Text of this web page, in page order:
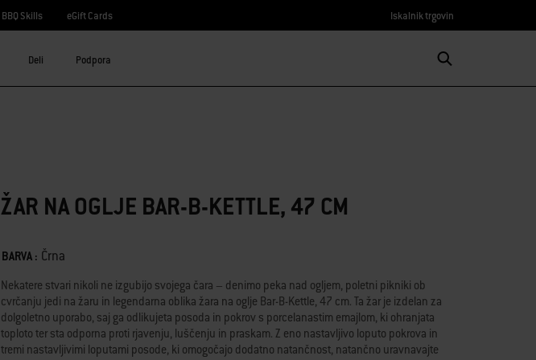
BBQ Skills eGift Cards Iskalnik trgovin
Deli Podpora
ŽAR NA OGLJE BAR-B-KETTLE, 47 CM
Color
BARVA : Črna
Nekatere stvari nikoli ne izgubijo svojega čara – denimo peka nad ogljem, poletni pikniki ob
cvrčanju jedi na žaru in legendarna oblika žara na oglje Bar-B-Kettle, 47 cm. Ta žar je izdelan za
dolgoletno uporabo, saj ga odlikujeta posoda in pokrov s porcelanastim emajlom, ki ohranjata
toploto ter sta odporna proti rjavenju, luščenju in praskam. Z eno nastavljivo loputo pokrova in
tremi nastavljivimi loputami posode, ki omogočajo dodatno natančnost, natančno uravnavajte